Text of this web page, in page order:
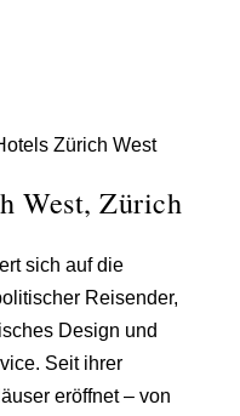
Zürich West
West, Zürich
sich auf die
Reisender,
Design und
Seit ihrer
eröffnet – von